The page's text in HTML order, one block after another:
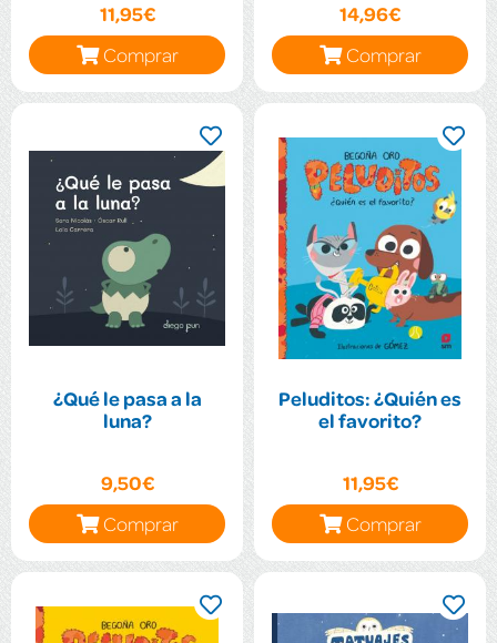
11,95€
Comprar
14,96€
Comprar
¿Qué le pasa a la
luna?
9,50€
Comprar
Peluditos: ¿Quién es
el favorito?
11,95€
Comprar